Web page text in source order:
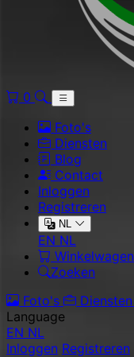
0
Foto's
Diensten
Blog
Contact
Inloggen
Registreren
NL
EN NL
Winkelwagen
Zoeken
Foto's
Diensten
Language
EN NL
Inloggen Registreren